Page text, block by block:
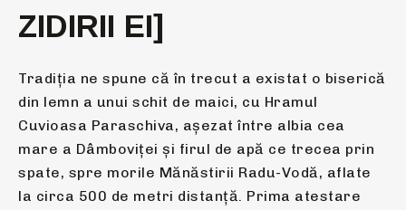
ZIDIRII EI]
Tradiția ne spune că în trecut a existat o biserică
din lemn a unui schit de maici, cu Hramul
Cuvioasa Paraschiva, așezat între albia cea
mare a Dâmboviței și firul de apă ce trecea prin
spate, spre morile Mănăstirii Radu-Vodă, aflate
la circa 500 de metri distanță. Prima atestare